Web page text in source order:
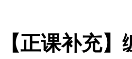
【正课补充